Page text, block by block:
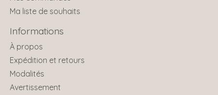
Ma liste de souhaits
Informations
À propos
Expédition et retours
Modalités
Avertissement